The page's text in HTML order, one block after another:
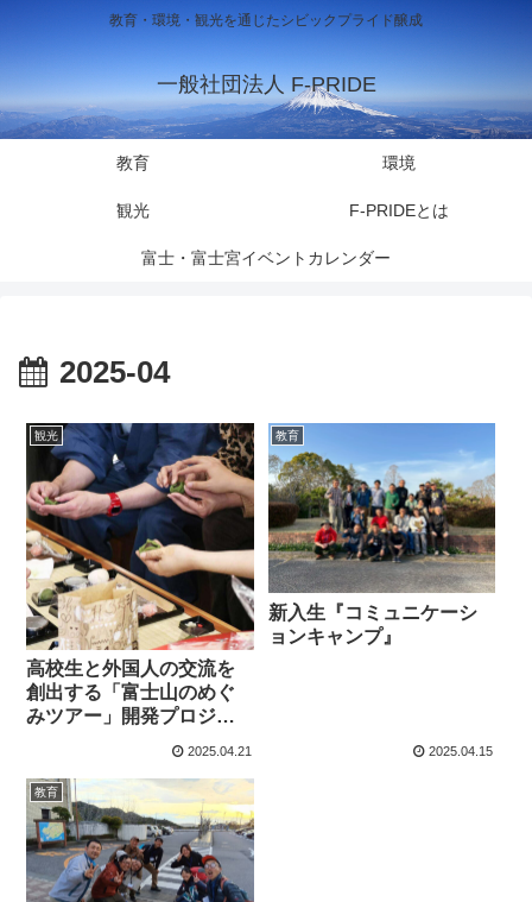
教育・環境・観光を通じたシビックプライド醸成
一般社団法人 F-PRIDE
教育 環境
観光 F-PRIDEとは
富士・富士宮イベントカレンダー
2025-04
観光
高校生と外国人の交流を
創出する「富士山のめぐ
みツアー」開発プロジェ
2025.04.21
教育
新入生『コミュニケーシ
ョンキャンプ』
2025.04.15
教育